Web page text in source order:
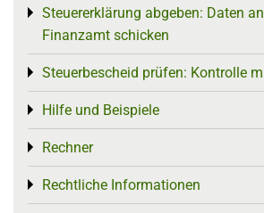
Steuererklärung abgeben: Daten
Finanzamt schicken
Toggle menu
Steuerbescheid prüfen: Kontrolle
Toggle menu
Hilfe und Beispiele
Toggle menu
Rechner
Toggle menu
Rechtliche Informationen
Toggle menu